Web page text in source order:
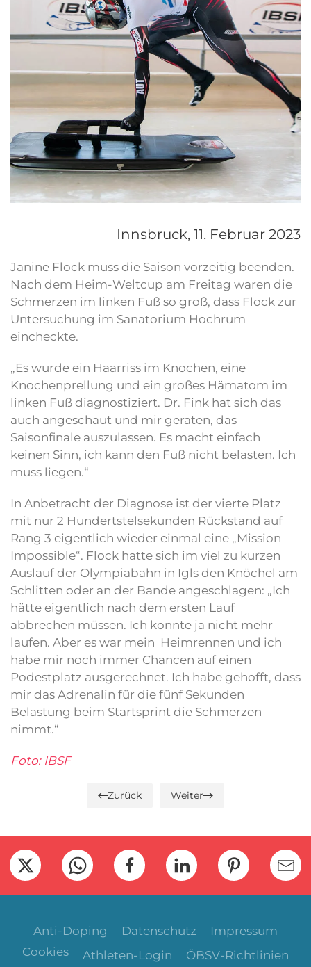
Innsbruck, 11. Februar 2023
Janine Flock muss die Saison vorzeitig beenden.
Nach dem Heim-Weltcup am Freitag waren die
Schmerzen im linken Fuß so groß, dass Flock zur
Untersuchung im Sanatorium Hochrum
eincheckte.
„Es wurde ein Haarriss im Knochen, eine
Knochenprellung und ein großes Hämatom im
linken Fuß diagnostiziert. Dr. Fink hat sich das
auch angeschaut und mir geraten, das
Saisonfinale auszulassen. Es macht einfach
keinen Sinn, ich kann den Fuß nicht belasten. Ich
muss liegen.“
In Anbetracht der Diagnose ist der vierte Platz
mit nur 2 Hundertstelsekunden Rückstand auf
Rang 3 eigentlich wieder einmal eine „Mission
Impossible“. Flock hatte sich im viel zu kurzen
Auslauf der Olympiabahn in Igls den Knöchel am
Schlitten oder an der Bande angeschlagen: „Ich
hätte eigentlich nach dem ersten Lauf
abbrechen müssen. Ich konnte ja nicht mehr
laufen. Aber es war mein Heimrennen und ich
habe mir noch immer Chancen auf einen
Podestplatz ausgerechnet. Ich habe gehofft, dass
mir das Adrenalin für die fünf Sekunden
Belastung beim Startsprint die Schmerzen
nimmt.“
Foto: IBSF
Zurück Weiter
Anti-Doping Datenschutz
Impressum
Cookies
Athleten-Login ÖBSV-Richtlinien